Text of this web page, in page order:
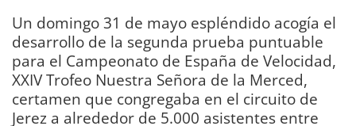
Un domingo 31 de mayo espléndido acogía el
desarrollo de la segunda prueba puntuable
para el Campeonato de España de Velocidad,
XXIV Trofeo Nuestra Señora de la Merced,
certamen que congregaba en el circuito de
Jerez a alrededor de 5.000 asistentes entre